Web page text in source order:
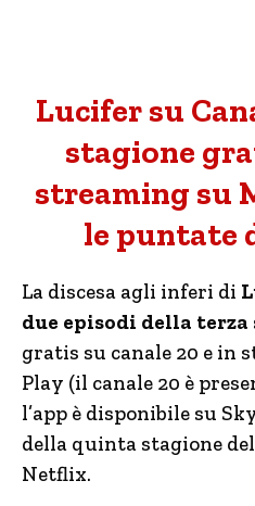
Lucifer su
stagione
streaming su
le puntate
La discesa agli inferi di
due episodi della
gratis su canale 20 e in
Play (il canale 20 è
l’app è disponibile su
della quinta stagione
Netflix.